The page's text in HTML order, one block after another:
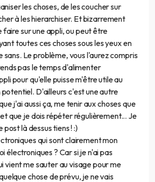
les choses, de les coucher sur
à les hierarchiser. Et bizarrement
faire sur une appli, ou peut être
toutes ces choses sous les yeux en
sans. Le problème, vous l'aurez compris
pas le temps d'alimenter
pour qu'elle puisse m'être utile au
potentiel. D'ailleurs c'est une autre
j'ai aussi ça, me tenir aux choses que
que je dois répéter régulièrement... Je
post là dessus tiens ! :)
qui sont clairement mon
électroniques ? Car si je n'ai pas
vient me sauter au visage pour me
chose de prévu, je ne vais